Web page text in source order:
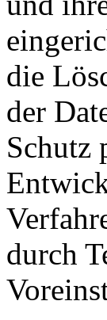
die
der
Schutz
durch